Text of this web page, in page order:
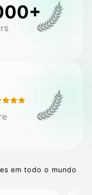
em todo o mundo